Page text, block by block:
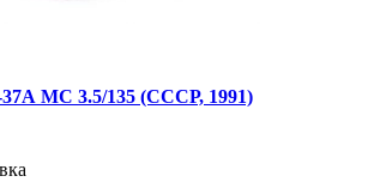
МС 3.5/135 (СССР, 1991)